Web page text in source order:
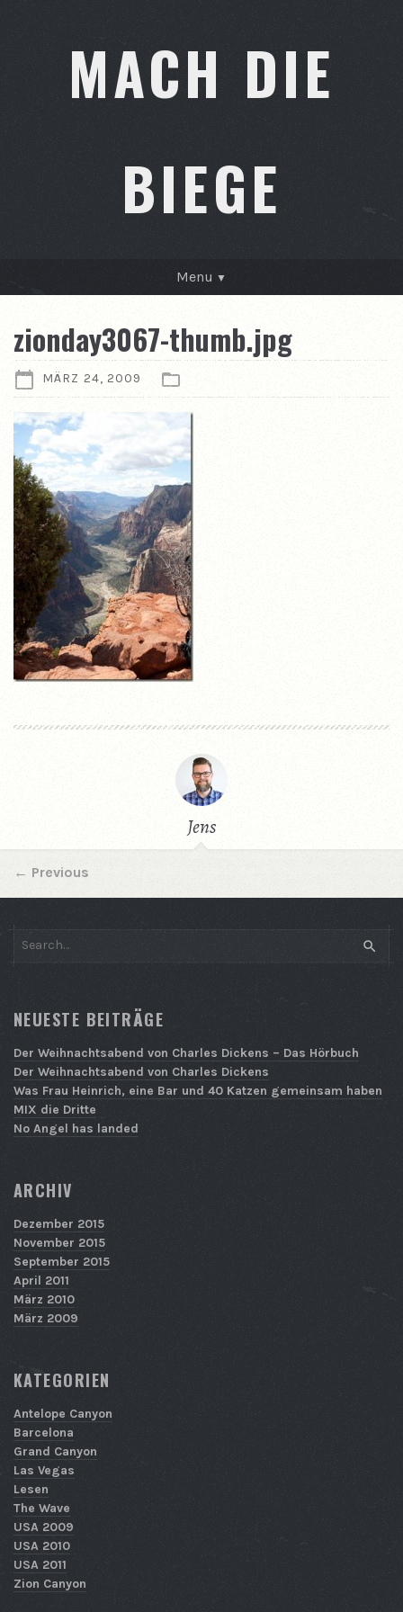
MACH DIE
BIEGE
Menu
KONTAKT
ÜBER MICH
zionday3067-thumb.jpg
MÄRZ 24, 2009
Jens
← Previous
NEUESTE BEITRÄGE
Der Weihnachtsabend von Charles Dickens – Das Hörbuch
Der Weihnachtsabend von Charles Dickens
Was Frau Heinrich, eine Bar und 40 Katzen gemeinsam haben
MIX die Dritte
No Angel has landed
ARCHIV
Dezember 2015
November 2015
September 2015
April 2011
März 2010
März 2009
KATEGORIEN
Antelope Canyon
Barcelona
Grand Canyon
Las Vegas
Lesen
The Wave
USA 2009
USA 2010
USA 2011
Zion Canyon